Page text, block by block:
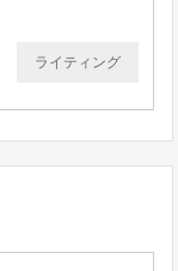
ライティング